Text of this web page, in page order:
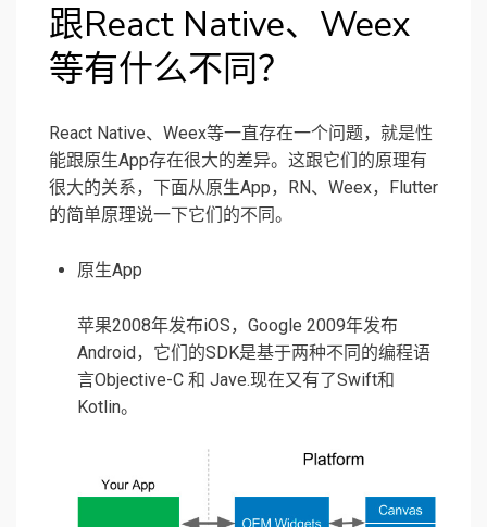
跟React Native、Weex
等有什么不同？
React Native、Weex等一直存在一个问题，就是性
能跟原生App存在很大的差异。这跟它们的原理有
很大的关系，下面从原生App，RN、Weex，Flutter
的简单原理说一下它们的不同。
原生App
苹果2008年发布iOS，Google 2009年发布
Android，它们的SDK是基于两种不同的编程语
言Objective-C 和 Jave.现在又有了Swift和
Kotlin。